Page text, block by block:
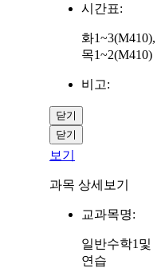
시간표:
화1~3(M410),
목1~2(M410)
비고:
닫기
닫기
보기
과목 상세보기
교과목명:
일반수학1및
연습